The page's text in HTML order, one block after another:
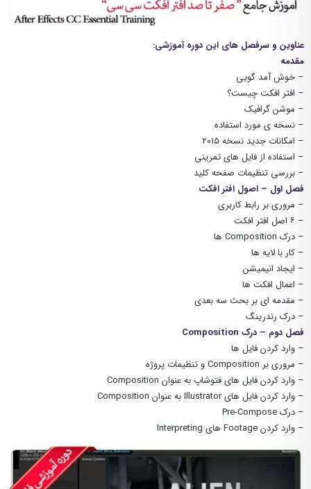
عناوین و سرفصل های این دوره آموزشی:
مقدمه
– خوش آمد گویی
– افتر افکت چیست؟
– موشن گرافیک
– نسخه ی مورد استفاده
– امکانات جدید نسخه ۲۰۱۵
– استفاده از فایل های تمرینی
– بررسی تنظیمات صفحه کلید
فصل اول – اصول افتر افکت
– مروری بر رابط کاربری
– ۶ اصل افتر افکت
– درک Composition ها
– کار با لایه ها
– ایجاد انیمیشن
– اعمال افکت ها
– مقدمه ای بر بحث سه بعدی
– درک رندرینگ
فصل دوم – درک Composition
– وارد کردن فایل ها
– مروری بر Composition و تنظیمات پروژه
– وارد کردن فایل های فتوشاپ به عنوان Composition
– وارد کردن فایل های Illustrator به عنوان Composition
– درک Pre-Compose
– وارد کردن Footage های Interpreting